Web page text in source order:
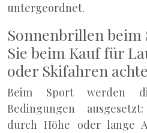
untergeordnet.
Sonnenbrillen beim
Sie beim Kauf für
oder Skifahren
Beim Sport werden
Bedingungen
durch Höhe oder lange